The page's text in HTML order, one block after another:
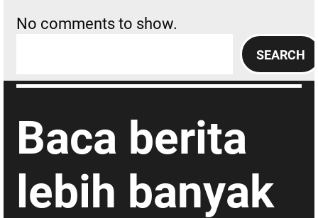
No comments to show.
a
c
SEARCH
Baca berita
lebih banyak